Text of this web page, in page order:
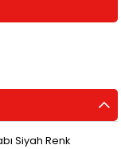
Siyah Renk